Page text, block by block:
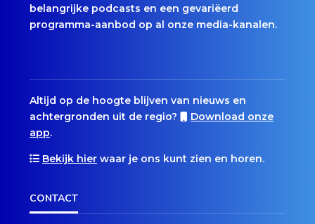
belangrijke podcasts en een gevariëerd
programma-aanbod op al onze media-kanalen.
Altijd op de hoogte blijven van nieuws en
achtergronden uit de regio?
Download onze
app.
Bekijk hier waar je ons kunt zien en horen.
CONTACT